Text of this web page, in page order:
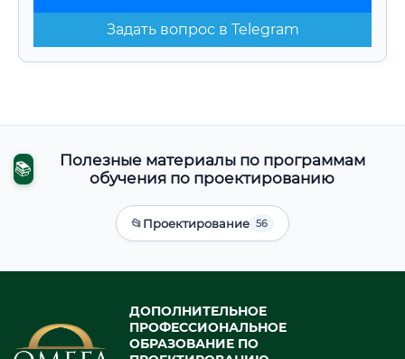
Задать вопрос в Telegram
📚
Полезные материалы по программам
обучения по проектированию
📂Проектирование 56
ДОПОЛНИТЕЛЬНОЕ
ПРОФЕССИОНАЛЬНОЕ
ОБРАЗОВАНИЕ ПО